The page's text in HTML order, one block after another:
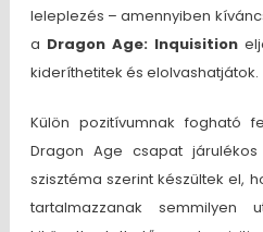
leleplezés – amennyiben
a Dragon Age: Inquisition
kideríthetitek és elolvashatjátok.
Külön pozitívumnak fogható
Dragon Age csapat
szisztéma szerint készültek el,
tartalmazzanak semmilyen